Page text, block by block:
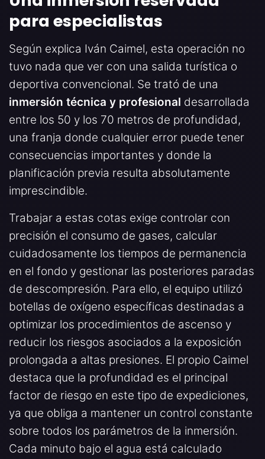
para especialistas
Según explica Iván Caimel, esta operación no
tuvo nada que ver con una salida turística o
deportiva convencional. Se trató de una
inmersión técnica y profesional desarrollada
entre los 50 y los 70 metros de profundidad,
una franja donde cualquier error puede tener
consecuencias importantes y donde la
planificación previa resulta absolutamente
imprescindible.
Trabajar a estas cotas exige controlar con
precisión el consumo de gases, calcular
cuidadosamente los tiempos de permanencia
en el fondo y gestionar las posteriores paradas
de descompresión. Para ello, el equipo utilizó
botellas de oxígeno específicas destinadas a
optimizar los procedimientos de ascenso y
reducir los riesgos asociados a la exposición
prolongada a altas presiones. El propio Caimel
destaca que la profundidad es el principal
factor de riesgo en este tipo de expediciones,
ya que obliga a mantener un control constante
sobre todos los parámetros de la inmersión.
Cada minuto bajo el agua está calculado